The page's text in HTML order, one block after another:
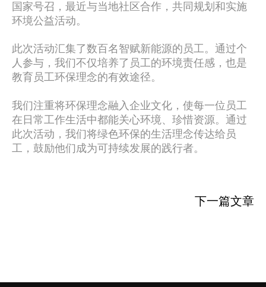
国家号召，最近与当地社区合作，共同规划和实施
环境公益活动。
此次活动汇集了数百名智赋新能源的员工。通过个
人参与，我们不仅培养了员工的环境责任感，也是
教育员工环保理念的有效途径。
我们注重将环保理念融入企业文化，使每一位员工
在日常工作生活中都能关心环境、珍惜资源。通过
此次活动，我们将绿色环保的生活理念传达给员
工，鼓励他们成为可持续发展的践行者。
下一篇文章